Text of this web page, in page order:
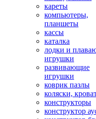
кареты
компьютеры,
планшеты
кассы
каталка
лодки и
игрушки
развивающие
игрушки
коврик пазлы
коляски,
конструкторы
конструктор